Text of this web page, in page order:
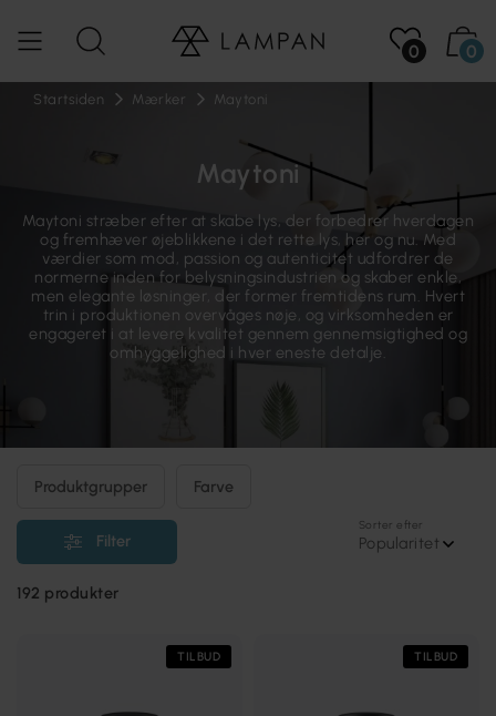
0 0
Startsiden Mærker Maytoni
Maytoni
Maytoni stræber efter at skabe lys, der forbedrer hverdagen
og fremhæver øjeblikkene i det rette lys, her og nu. Med
værdier som mod, passion og autenticitet udfordrer de
normerne inden for belysningsindustrien og skaber enkle,
men elegante løsninger, der former fremtidens rum. Hvert
trin i produktionen overvåges nøje, og virksomheden er
engageret i at levere kvalitet gennem gennemsigtighed og
omhyggelighed i hver eneste detalje.
Filter
Produktgrupper Farve
Sorter efter
Popularitet
192 produkter
TILBUD TILBUD